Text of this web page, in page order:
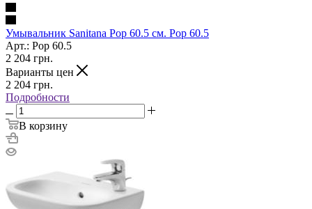
Умывальник Sanitana Pop 60.5 см. Pop 60.5
Арт.: Pop 60.5
2 204 грн.
Варианты цен
2 204 грн.
Подробности
В корзину